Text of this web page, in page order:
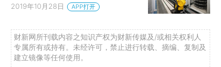
2019年10月28日 APP打开
财新网所刊载内容之知识产权为财新传媒及/或相关权利人
专属所有或持有。未经许可，禁止进行转载、摘编、复制及
建立镜像等任何使用。